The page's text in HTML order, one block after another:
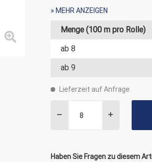
Rufen Sie uns an! Telefon:
Kerndurchmesser:
Breite:
max. Trägermaterialbreite
Außendurchmesser Rolle:
Druckverfahren:
» MEHR ANZEIGEN
Menge (100 m pro Rolle)
ab8
ab9
Lieferzeit auf Anfrage
Haben Sie Fragen zu diesem